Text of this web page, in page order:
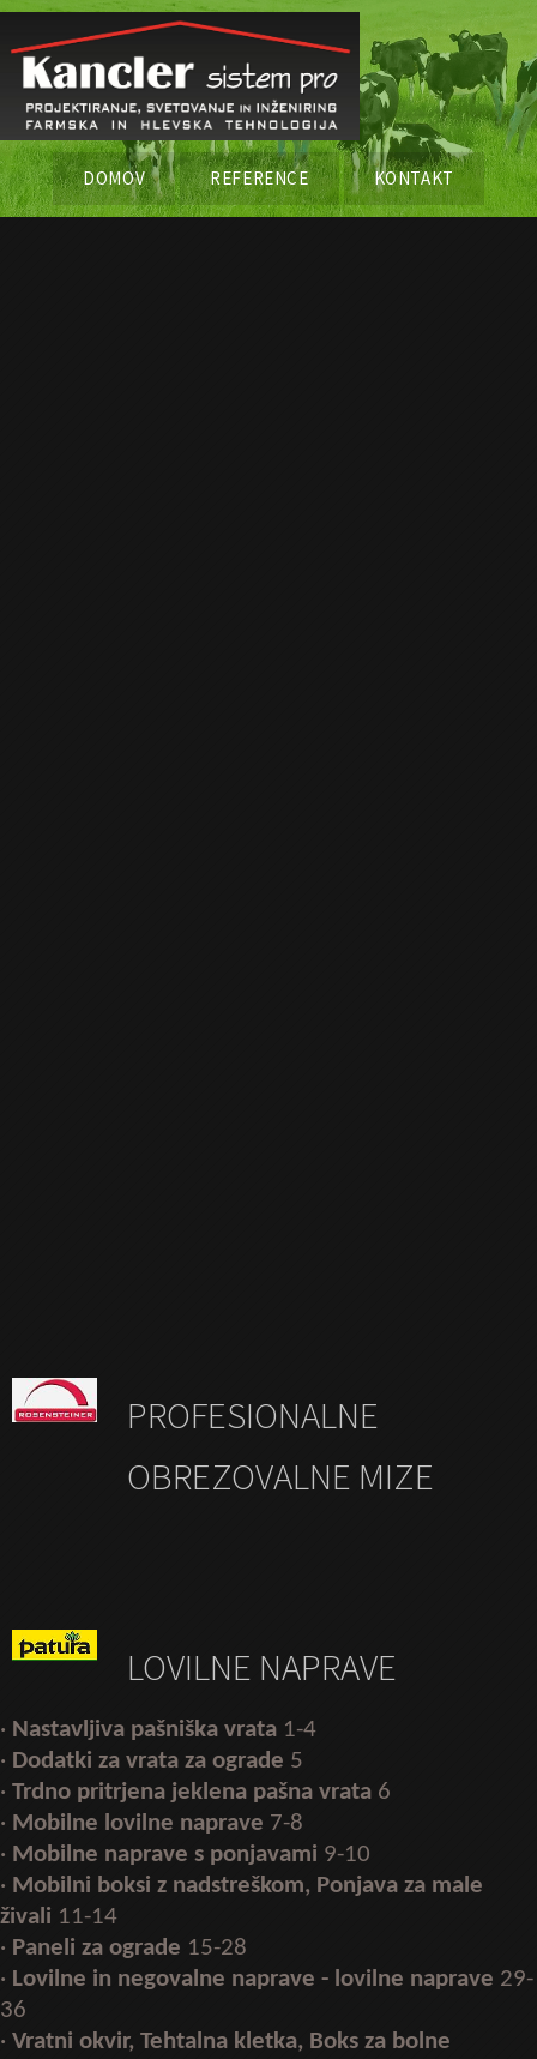
DOMOV REFERENCE KONTAKT
PROFESIONALNE
OBREZOVALNE MIZE
LOVILNE NAPRAVE
· Nastavljiva pašniška vrata 1-4
· Dodatki za vrata za ograde 5
· Trdno pritrjena jeklena pašna vrata 6
· Mobilne lovilne naprave 7-8
· Mobilne naprave s ponjavami 9-10
· Mobilni boksi z nadstreškom, Ponjava za male
živali 11-14
· Paneli za ograde 15-28
· Lovilne in negovalne naprave - lovilne naprave 29-
36
· Vratni okvir, Tehtalna kletka, Boks za bolne